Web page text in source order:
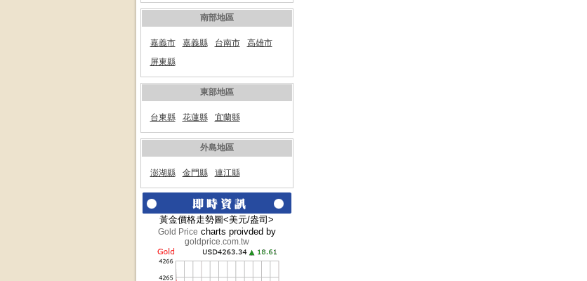
南部地區
嘉義市 嘉義縣 台南市
高雄市
屏東縣
東部地區
台東縣 花蓮縣 宜蘭縣
外島地區
澎湖縣 金門縣 連江縣
黃金價格走勢圖<美元/盎司>
Gold Price charts proivded by
goldprice.com.tw